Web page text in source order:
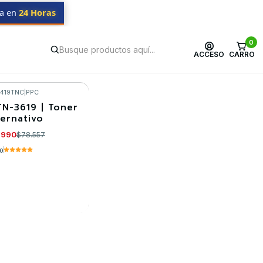
ACCESO
0
CARRO
en 24 Horas
| PPC
3619 | Toner
$78.557